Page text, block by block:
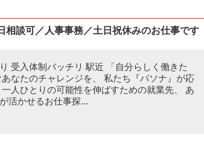
相談可／人事事務／土日祝休みのお仕事です
受入体制バッチリ 駅近 「自分らしく働きた
なたのチャレンジを、 私たち『パソナ』が応
人ひとりの可能性を伸ばすための就業先、 あ
活かせるお仕事探...